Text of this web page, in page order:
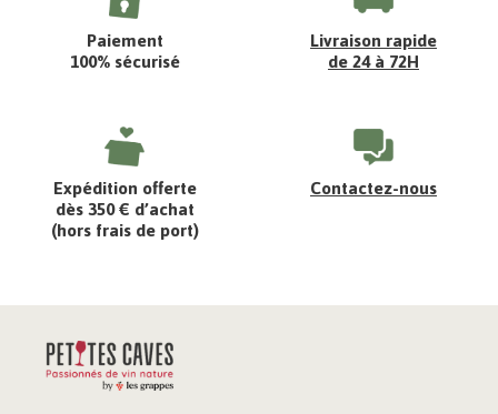
Paiement
100% sécurisé
Livraison rapide
de 24 à 72H
Expédition offerte
dès 350 € d’achat
(hors frais de port)
Contactez-nous